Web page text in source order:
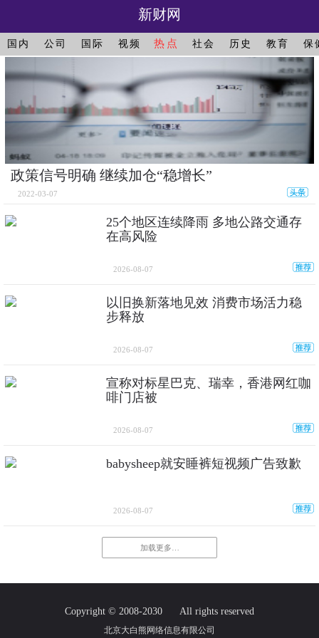
新财网
国内 公司 国际 视频 热点 社会 历史 教育 保
政策信号明确 继续加仓“稳增长”
2022-03-07
25个地区连续降雨 多地公路交通存
在高风险
2026-08-07
以旧换新落地见效 消费市场活力稳
步释放
2026-08-07
宣称对标星巴克、瑞幸，香港网红咖
啡门店被
2026-08-07
babysheep就安睡裤短视频广告致歉
2026-08-07
加载更多…
Copyright © 2008-2030 All rights reserved
北京大白熊网络信息有限公司